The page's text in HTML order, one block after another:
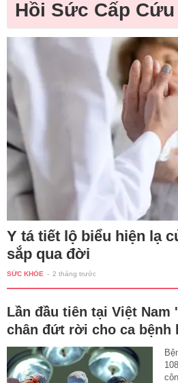
Hồi Sức Cấp Cứu
Y tá tiết lộ biểu hiện lạ
sắp qua đời
SỨC KHỎE - 2 tháng trước
Lần đầu tiên tại Việt Nam
chân đứt rời cho ca bệnh